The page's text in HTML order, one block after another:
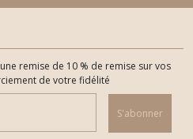
remise de 10 % de remise sur vos
de votre fidélité
S'abonner